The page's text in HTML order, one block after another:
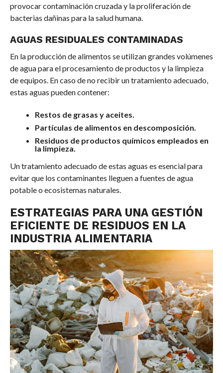
provocar contaminación cruzada y la proliferación de
bacterias dañinas para la salud humana.
AGUAS RESIDUALES CONTAMINADAS
En la producción de alimentos se utilizan grandes volúmenes
de agua para el procesamiento de productos y la limpieza
de equipos. En caso de no recibir un tratamiento adecuado,
estas aguas pueden contener:
Restos de grasas y aceites.
Partículas de alimentos en descomposición.
Residuos de productos químicos empleados en
la limpieza.
Un tratamiento adecuado de estas aguas es esencial para
evitar que los contaminantes lleguen a fuentes de agua
potable o ecosistemas naturales.
ESTRATEGIAS PARA UNA GESTIÓN
EFICIENTE DE RESIDUOS EN LA
INDUSTRIA ALIMENTARIA